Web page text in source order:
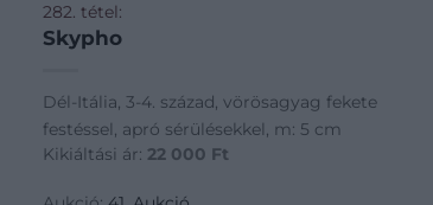
282. tétel:
Skypho
Dél-Itália, 3-4. század, vörösagyag fekete
festéssel, apró sérülésekkel, m: 5 cm
Kikiáltási ár: 22 000 Ft